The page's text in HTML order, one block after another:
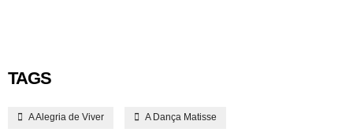
TAGS
A Alegria de Viver A Dança Matisse